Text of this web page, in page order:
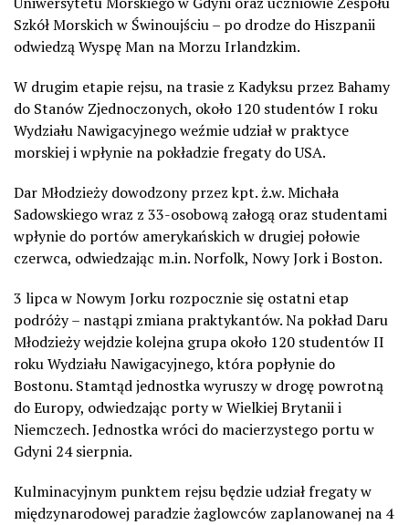
Szkół Morskich w Świnoujściu – po drodze do Hiszpanii
odwiedzą Wyspę Man na Morzu Irlandzkim.
W drugim etapie rejsu, na trasie z Kadyksu przez Bahamy
do Stanów Zjednoczonych, około 120 studentów I roku
Wydziału Nawigacyjnego weźmie udział w praktyce
morskiej i wpłynie na pokładzie fregaty do USA.
Dar Młodzieży dowodzony przez kpt. ż.w. Michała
Sadowskiego wraz z 33-osobową załogą oraz studentami
wpłynie do portów amerykańskich w drugiej połowie
czerwca, odwiedzając m.in. Norfolk, Nowy Jork i Boston.
3 lipca w Nowym Jorku rozpocznie się ostatni etap
podróży – nastąpi zmiana praktykantów. Na pokład Daru
Młodzieży wejdzie kolejna grupa około 120 studentów II
roku Wydziału Nawigacyjnego, która popłynie do
Bostonu. Stamtąd jednostka wyruszy w drogę powrotną
do Europy, odwiedzając porty w Wielkiej Brytanii i
Niemczech. Jednostka wróci do macierzystego portu w
Gdyni 24 sierpnia.
Kulminacyjnym punktem rejsu będzie udział fregaty w
międzynarodowej paradzie żaglowców zaplanowanej na 4